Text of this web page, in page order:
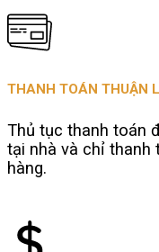
THANH TOÁN THUẬN
Thủ tục thanh toán
tại nhà và chỉ thanh
hàng.